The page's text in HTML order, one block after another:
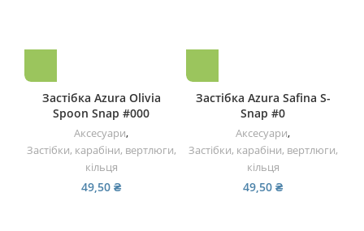
Застiбка Azura Olivia
Spoon Snap #000
Аксесуари,
Застібки, карабіни, вертлюги,
кільця
49,50 ₴
Застiбка Azura Safina S-
Snap #0
Аксесуари,
Застібки, карабіни, вертлюги,
кільця
49,50 ₴